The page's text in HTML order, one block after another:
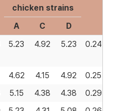
chicken strains
A C
D
5.23 4.92 5.23 0.24
4.62 4.15 4.92
0.25
5.15 4.38 4.38
0.29